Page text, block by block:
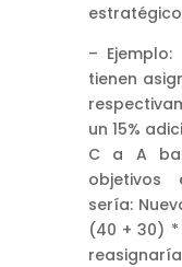
–
tienen
un 15%
C a A
objetivos
sería:
(40 + 30) *